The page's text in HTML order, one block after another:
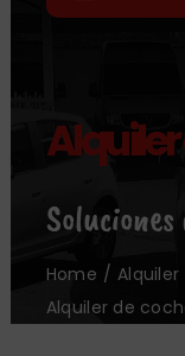
Home
Alquiler de